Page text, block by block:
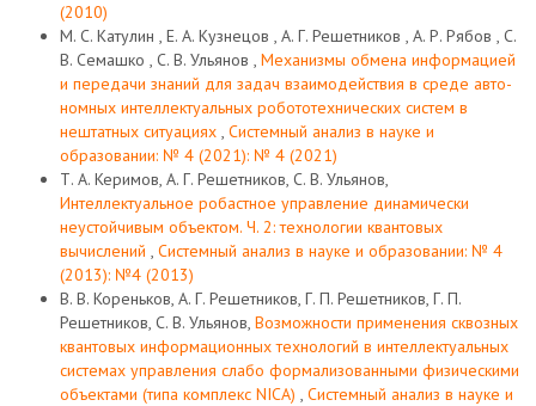
(2010)
М. С. Катулин , Е. А. Кузнецов , А. Г. Решетников , А. Р. Рябов , С.
В. Семашко , С. В. Ульянов , Механизмы обмена информацией
и передачи знаний для задач взаимодействия в среде авто-
номных интеллектуальных робототехнических систем в
нештатных ситуациях , Системный анализ в науке и
образовании: № 4 (2021): № 4 (2021)
Т. А. Керимов, А. Г. Решетников, С. В. Ульянов,
Интеллектуальное робастное управление динамически
неустойчивым объектом. Ч. 2: технологии квантовых
вычислений , Системный анализ в науке и образовании: № 4
(2013): №4 (2013)
В. В. Кореньков, А. Г. Решетников, Г. П. Решетников, Г. П.
Решетников, С. В. Ульянов, Возможности применения сквозных
квантовых информационных технологий в интеллектуальных
системах управления слабо формализованными физическими
объектами (типа комплекс NICA) , Системный анализ в науке и